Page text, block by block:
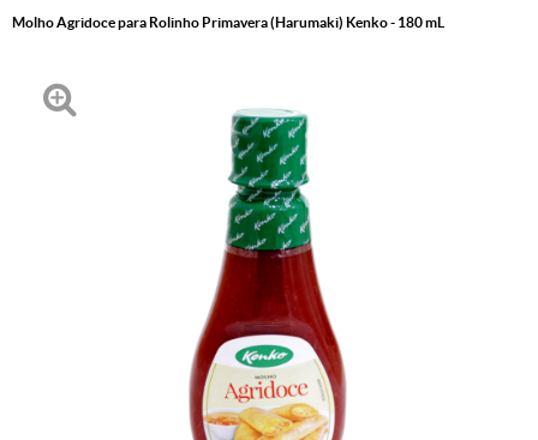
Molho Agridoce para Rolinho Primavera (Harumaki) Kenko - 180 mL